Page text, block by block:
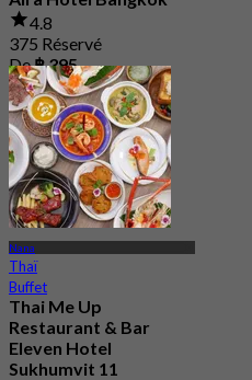
4.8
375 Réservé
De฿ 395
Nana
Thaï
Buffet
Thai Me Up
Restaurant & Bar
Eleven Hotel
Sukhumvit 11